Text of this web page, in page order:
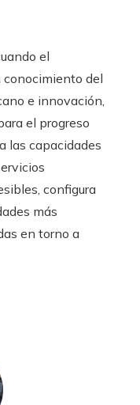
el
del
e innovación,
el progreso
las capacidades
configura
más
en torno a